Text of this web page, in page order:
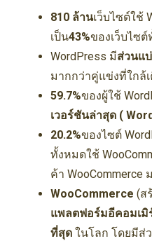
810 ล้านเว็บไซต์ใช้
เป็น43%ของเว็บไซ
WordPress มีส่วนแบ่
มากกว่าคู่แข่งที่ใกล้
59.7%ของผู้ใช้
เวอร์ชันล่าสุด (
20.2%ของไซต์
ทั้งหมดใช้
ค้า WooCommerce
WooCommerce (ส
แพลตฟอร์มอีคอมเมิ
ที่สุดในโลก โดยมีส่